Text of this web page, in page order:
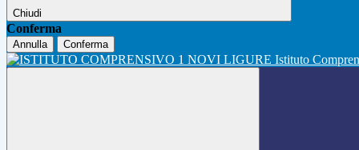
Chiudi
Conferma
Annulla Conferma
Istituto